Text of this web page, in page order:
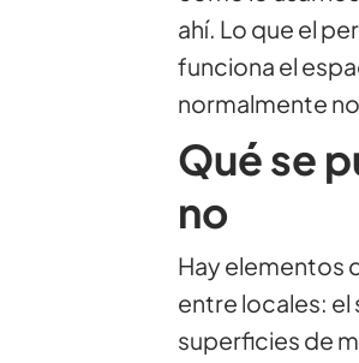
ahí. Lo que el
funciona el
normalmente
Qué se
no
Hay elementos
entre locales: el
superficies de